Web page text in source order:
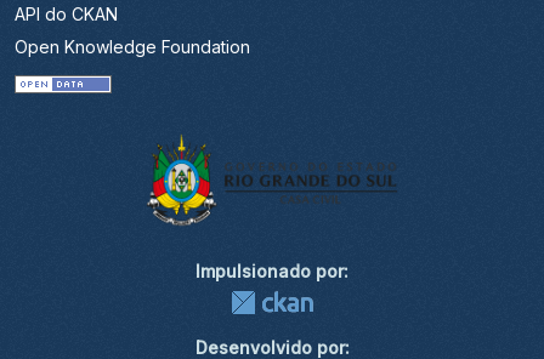
API do CKAN
Open Knowledge Foundation
Impulsionado por:
Desenvolvido por: